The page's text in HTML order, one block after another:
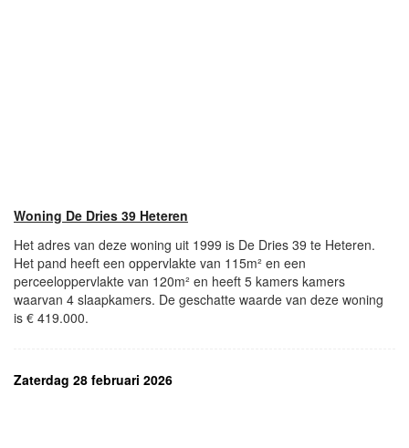
Woning De Dries 39 Heteren
Het adres van deze woning uit 1999 is De Dries 39 te Heteren.
Het pand heeft een oppervlakte van 115m² en een
perceeloppervlakte van 120m² en heeft 5 kamers kamers
waarvan 4 slaapkamers. De geschatte waarde van deze woning
is € 419.000.
Zaterdag 28 februari 2026